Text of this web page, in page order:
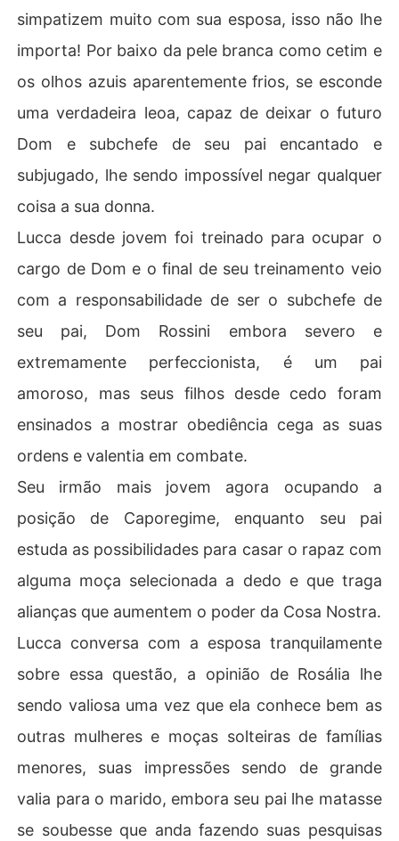
simpatizem muito com sua esposa, isso não lhe
importa! Por baixo da pele branca como cetim e
os olhos azuis aparentemente frios, se esconde
uma verdadeira leoa, capaz de deixar o futuro
Dom e subchefe de seu pai encantado e
subjugado, lhe sendo impossível negar qualquer
coisa a sua donna.
Lucca desde jovem foi treinado para ocupar o
cargo de Dom e o final de seu treinamento veio
com a responsabilidade de ser o subchefe de
seu pai, Dom Rossini embora severo e
extremamente perfeccionista, é um pai
amoroso, mas seus filhos desde cedo foram
ensinados a mostrar obediência cega as suas
ordens e valentia em combate.
Seu irmão mais jovem agora ocupando a
posição de Caporegime, enquanto seu pai
estuda as possibilidades para casar o rapaz com
alguma moça selecionada a dedo e que traga
alianças que aumentem o poder da Cosa Nostra.
Lucca conversa com a esposa tranquilamente
sobre essa questão, a opinião de Rosália lhe
sendo valiosa uma vez que ela conhece bem as
outras mulheres e moças solteiras de famílias
menores, suas impressões sendo de grande
valia para o marido, embora seu pai lhe matasse
se soubesse que anda fazendo suas pesquisas